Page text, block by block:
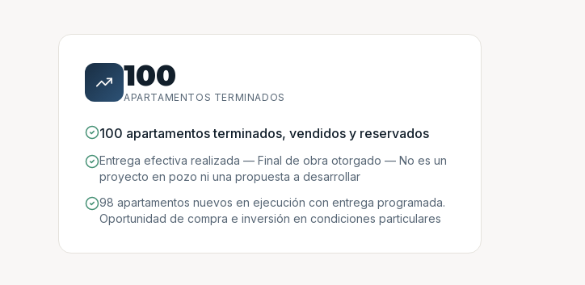
100
APARTAMENTOS TERMINADOS
100 apartamentos terminados, vendidos y reservados
Entrega efectiva realizada — Final de obra otorgado — No es un
proyecto en pozo ni una propuesta a desarrollar
98 apartamentos nuevos en ejecución con entrega programada.
Oportunidad de compra e inversión en condiciones particulares